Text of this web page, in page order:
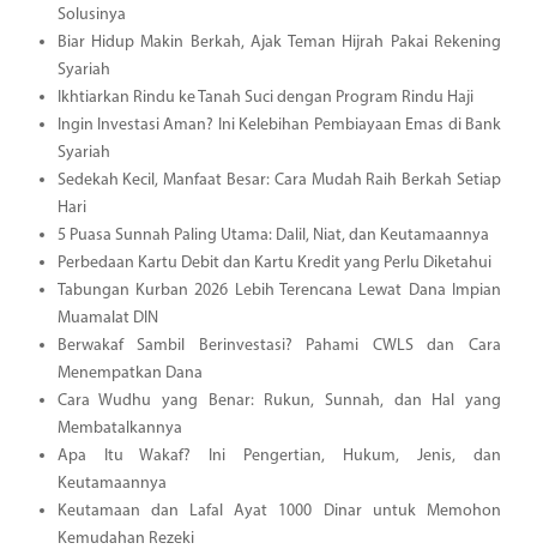
Solusinya
Biar Hidup Makin Berkah, Ajak Teman Hijrah Pakai Rekening
Syariah
Ikhtiarkan Rindu ke Tanah Suci dengan Program Rindu Haji
Ingin Investasi Aman? Ini Kelebihan Pembiayaan Emas di Bank
Syariah
Sedekah Kecil, Manfaat Besar: Cara Mudah Raih Berkah Setiap
Hari
5 Puasa Sunnah Paling Utama: Dalil, Niat, dan Keutamaannya
Perbedaan Kartu Debit dan Kartu Kredit yang Perlu Diketahui
Tabungan Kurban 2026 Lebih Terencana Lewat Dana Impian
Muamalat DIN
Berwakaf Sambil Berinvestasi? Pahami CWLS dan Cara
Menempatkan Dana
Cara Wudhu yang Benar: Rukun, Sunnah, dan Hal yang
Membatalkannya
Apa Itu Wakaf? Ini Pengertian, Hukum, Jenis, dan
Keutamaannya
Keutamaan dan Lafal Ayat 1000 Dinar untuk Memohon
Kemudahan Rezeki